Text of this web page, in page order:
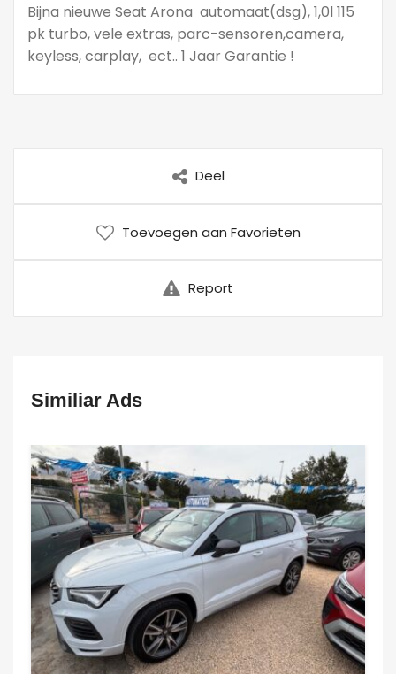
Bijna nieuwe Seat Arona automaat(dsg), 1,0l 115
pk turbo, vele extras, parc-sensoren,camera,
keyless, carplay, ect.. 1 Jaar Garantie !
Deel
Toevoegen aan Favorieten
Report
Similiar Ads